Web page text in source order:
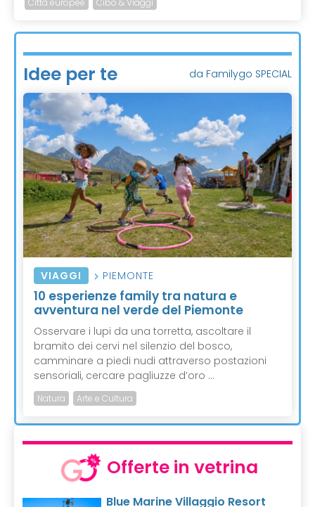
Idee per te da Familygo SPECIAL
VIAGGI PIEMONTE
10 esperienze family tra natura e
avventura nel verde del Piemonte
Osservare i lupi da una torretta, ascoltare il
bramito dei cervi nel silenzio del bosco,
camminare a piedi nudi attraverso postazioni
sensoriali, cercare pagliuzze d’oro ...
Natura Arte e Cultura
Offerte in vetrina
Blue Marine Villaggio Resort